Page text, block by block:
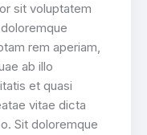
sit voluptatem
rem aperiam,
ab illo
et quasi
vitae dicta
Sit doloremque